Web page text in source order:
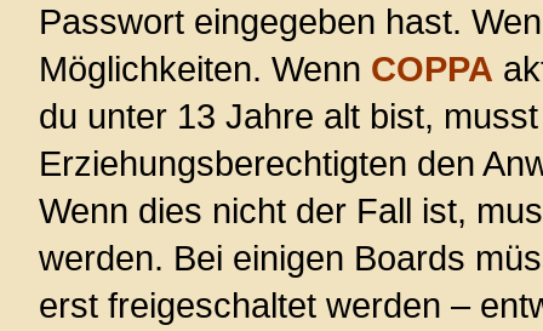
Passwort eingegeben hast.
Möglichkeiten. Wenn COPPA
du unter 13 Jahre alt bist,
Erziehungsberechtigten den
Wenn dies nicht der Fall ist,
werden. Bei einigen Boards
erst freigeschaltet werden –